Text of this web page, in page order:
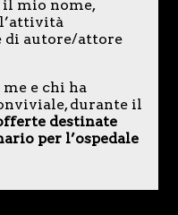
il mio nome,
di autore/attore
e chi ha
durante il
destinate
per l’ospedale